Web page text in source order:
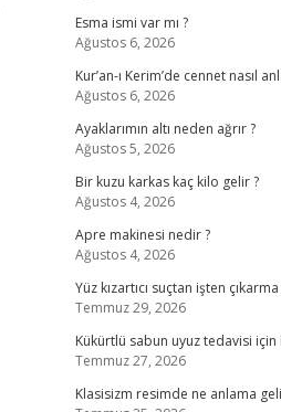
Esma ismi var mı ?
Ağustos 6, 2026
Kur’an-ı Kerim’de cennet nasıl
Ağustos 6, 2026
Ayaklarımın altı neden ağrır ?
Ağustos 5, 2026
Bir kuzu karkas kaç kilo gelir ?
Ağustos 4, 2026
Apre makinesi nedir ?
Ağustos 4, 2026
Yüz kızartıcı suçtan işten
Temmuz 29, 2026
Kükürtlü sabun uyuz tedavisi için
Temmuz 27, 2026
Klasisizm resimde ne anlama